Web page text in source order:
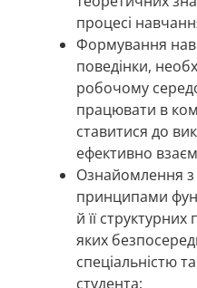
процесі
Формування
поведінки,
робочому
працювати в
ставитися до
ефективно
Ознайомлення з
принципами
й її структурних
яких
спеціальністю
студента;